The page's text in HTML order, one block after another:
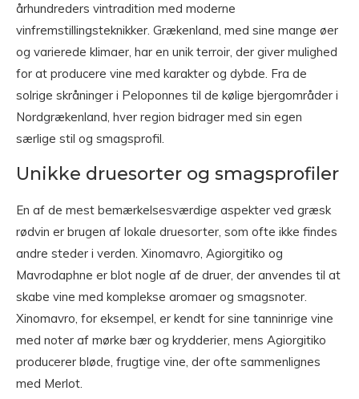
århundreders vintradition med moderne
vinfremstillingsteknikker. Grækenland, med sine mange øer
og varierede klimaer, har en unik terroir, der giver mulighed
for at producere vine med karakter og dybde. Fra de
solrige skråninger i Peloponnes til de kølige bjergområder i
Nordgrækenland, hver region bidrager med sin egen
særlige stil og smagsprofil.
Unikke druesorter og smagsprofiler
En af de mest bemærkelsesværdige aspekter ved græsk
rødvin er brugen af lokale druesorter, som ofte ikke findes
andre steder i verden. Xinomavro, Agiorgitiko og
Mavrodaphne er blot nogle af de druer, der anvendes til at
skabe vine med komplekse aromaer og smagsnoter.
Xinomavro, for eksempel, er kendt for sine tanninrige vine
med noter af mørke bær og krydderier, mens Agiorgitiko
producerer bløde, frugtige vine, der ofte sammenlignes
med Merlot.